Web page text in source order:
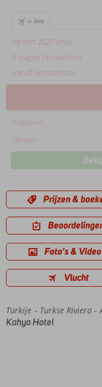
+
08 mrt 2027 (ma)
5 dagen (4 nachten)
vanaf Amsterdam
Augustus
Oktober
Prijzen &
Foto's &
Vlucht
Home
Turkije Turkse Riviera
Kahya Hotel